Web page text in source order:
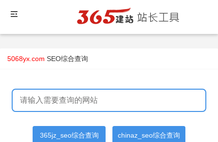
5068yx.com SEO综合查询
365jz_seo综合查询 chinaz_seo综合查询